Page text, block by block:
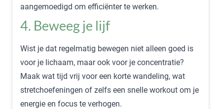
aangemoedigd om efficiënter te werken.
4. Beweeg je lijf
Wist je dat regelmatig bewegen niet alleen goed is
voor je lichaam, maar ook voor je concentratie?
Maak wat tijd vrij voor een korte wandeling, wat
stretchoefeningen of zelfs een snelle workout om je
energie en focus te verhogen.